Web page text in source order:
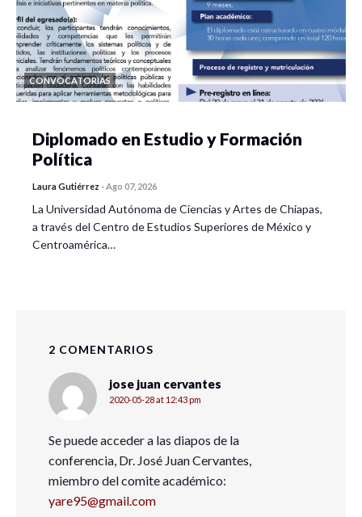
CONVOCATORIAS
Diplomado en Estudio y Formación
Política
Laura Gutiérrez -Ago 07, 2026
La Universidad Autónoma de Ciencias y Artes de Chiapas,
a través del Centro de Estudios Superiores de México y
Centroamérica…
2 COMENTARIOS
jose juan cervantes
2020-05-28 at 12:43 pm
Se puede acceder a las diapos de la
conferencia, Dr. José Juan Cervantes,
miembro del comite académico:
yare95@gmail.com